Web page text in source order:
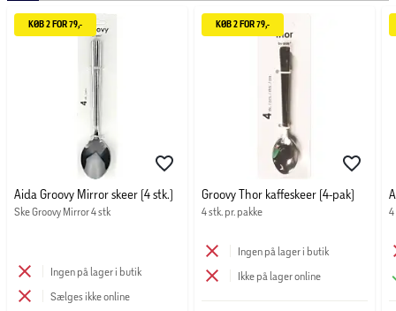
KØB 2 FOR 79,-
Aida Groovy Mirror skeer (4 stk.)
Ske Groovy Mirror 4 stk
Ingen på lager i butik
Sælges ikke online
KØB 2 FOR 79,-
Groovy Thor kaffeskeer (4-pak)
4 stk. pr. pakke
Ingen på lager i butik
Ikke på lager online
4